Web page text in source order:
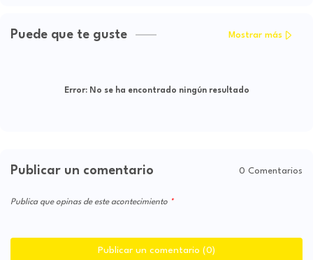
Puede que te guste Mostrar más
Error:No se ha encontrado ningún resultado
Publicar un comentario 0 Comentarios
Publica que opinas de este acontecimiento
Publicar un comentario (0)